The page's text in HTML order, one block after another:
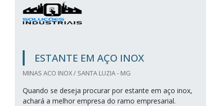
ESTANTE EM AÇO INOX
MINAS ACO INOX / SANTA LUZIA - MG
Quando se deseja procurar por estante em aço inox,
achará a melhor empresa do ramo empresarial.